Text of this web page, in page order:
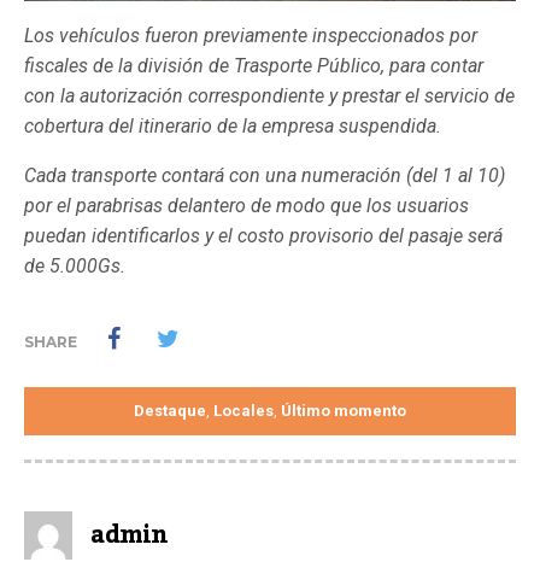
Los vehículos fueron previamente inspeccionados por
fiscales de la división de Trasporte Público, para contar
con la autorización correspondiente y prestar el servicio de
cobertura del itinerario de la empresa suspendida.
Cada transporte contará con una numeración (del 1 al 10)
por el parabrisas delantero de modo que los usuarios
puedan identificarlos y el costo provisorio del pasaje será
de 5.000Gs.
SHARE
Destaque, Locales, Último momento
admin